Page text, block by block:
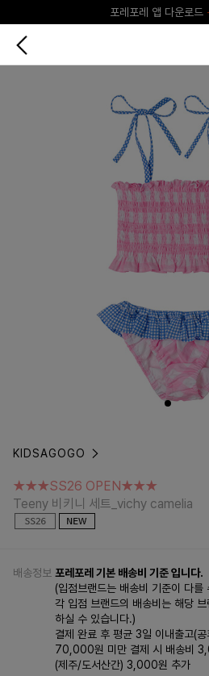
포레포레 앱 다운로드
♥그린포레♥ 포레포레 공
KIDSAGOGO
Teeny 비키니 세트_vichy camelia
★★★SS26 OPEN★★★
Teeny 비키니 세트_vichy camelia
배송정보 포레포레 기본 배송비 기준 입니다.
(입점브랜드는 배송비 기준이 다를
각 입점 브랜드의 배송비는 해당
하실 수 있습니다.)
결제 완료 후 평균 3일 이내출고(공
70,000원 미만 결제 시 배송비
(제주/도서산간) 3,000원 추가